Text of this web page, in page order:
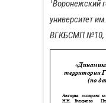
Воронежский
университет
ВГКБСМП №10,